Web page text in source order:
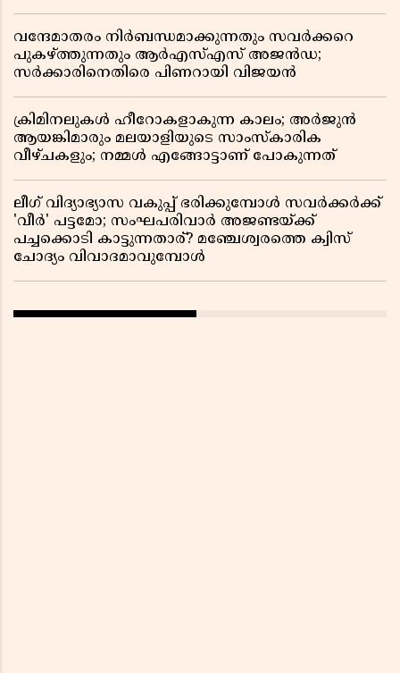
വന്ദേമാതരം നിർബന്ധമാക്കുന്നതും സവർക്കറെ
പുകഴ്ത്തുന്നതും ആർഎസ്എസ് അജൻഡ;
സർക്കാരിനെതിരെ പിണറായി വിജയൻ
ക്രിമിനലുകൾ ഹീറോകളാകുന്ന കാലം; അർജുൻ
ആയങ്കിമാരും മലയാളിയുടെ സാംസ്കാരിക
വീഴ്ചകളും; നമ്മൾ എങ്ങോട്ടാണ് പോകുന്നത്
ലീഗ് വിദ്യാഭ്യാസ വകുപ്പ് ഭരിക്കുമ്പോൾ സവർക്കർക്ക്
'വീർ' പട്ടമോ; സംഘപരിവാർ അജണ്ടയ്ക്ക്
പച്ചക്കൊടി കാട്ടുന്നതാര്? മഞ്ചേശ്വരത്തെ ക്വിസ്
ചോദ്യം വിവാദമാവുമ്പോൾ